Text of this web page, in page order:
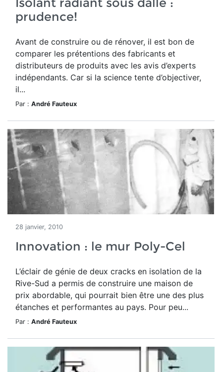
prudence!
Avant de construire ou de rénover, il est bon de
comparer les prétentions des fabricants et
distributeurs de produits avec les avis d’experts
indépendants. Car si la science tente d’objectiver,
il...
Par : André Fauteux
28 janvier, 2010
Innovation : le mur Poly-Cel
L’éclair de génie de deux cracks en isolation de la
Rive-Sud a permis de construire une maison de
prix abordable, qui pourrait bien être une des plus
étanches et performantes au pays. Pour peu...
Par : André Fauteux